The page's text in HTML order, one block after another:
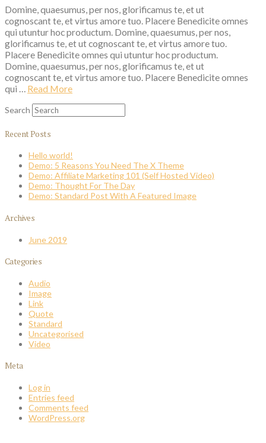
Domine, quaesumus, per nos, glorificamus te, et ut
cognoscant te, et virtus amore tuo. Placere Benedicite omnes
qui utuntur hoc productum. Domine, quaesumus, per nos,
glorificamus te, et ut cognoscant te, et virtus amore tuo.
Placere Benedicite omnes qui utuntur hoc productum.
Domine, quaesumus, per nos, glorificamus te, et ut
cognoscant te, et virtus amore tuo. Placere Benedicite omnes
qui … Read More
Search
Recent Posts
Hello world!
Demo: 5 Reasons You Need The X Theme
Demo: Affiliate Marketing 101 (Self Hosted Video)
Demo: Thought For The Day
Demo: Standard Post With A Featured Image
Archives
June 2019
Categories
Audio
Image
Link
Quote
Standard
Uncategorised
Video
Meta
Log in
Entries feed
Comments feed
WordPress.org